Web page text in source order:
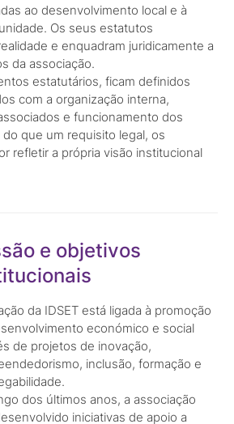
ao desenvolvimento local e à
Os seus estatutos
e enquadram juridicamente a
da associação.
estatutários, ficam definidos
com a organização interna,
e funcionamento dos
que um requisito legal, os
refletir a própria visão institucional
e objetivos
da IDSET está ligada à promoção
económico e social
de projetos de inovação,
inclusão, formação e
dos últimos anos, a associação
iniciativas de apoio a